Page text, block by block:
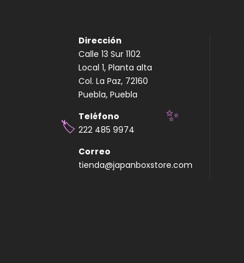
Dirección
Calle 13 Sur 1102
Local 1, Planta alta
Col. La Paz, 72160
Puebla, Puebla
Teléfono
222 485 9974
Correo
tienda@japanboxstore.com